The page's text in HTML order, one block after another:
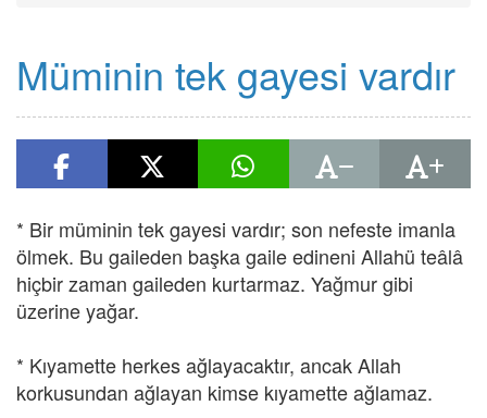
Müminin tek gayesi vardır
* Bir müminin tek gayesi vardır; son nefeste imanla
ölmek. Bu gaileden başka gaile edineni Allahü teâlâ
hiçbir zaman gaileden kurtarmaz. Yağmur gibi
üzerine yağar.
* Kıyamette herkes ağlayacaktır, ancak Allah
korkusundan ağlayan kimse kıyamette ağlamaz.